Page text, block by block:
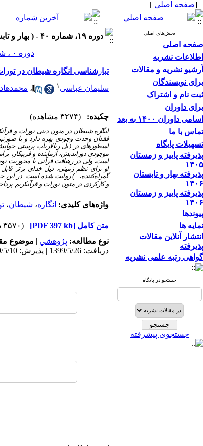
[صفحه اصلی ]
بخش‌های اصلی
صفحه اصلی
اطلاعات نشریه
آرشیو نشریه و مقالات
برای نویسندگان
ثبت نام و اشتراک
برای داوران
اسامی داوران ۱۴۰۰ به بعد
تماس با ما
تسهیلات پایگاه
پذیرفته پاییز و زمستان
۱۴۰۵
پذیرفته بهار و تابستان
۱۴۰۶
پذیرفته پاییز و زمستان
۱۴۰۶
پیوندها
نمایه ها
انتشار آنلاین مقالات
پذیرفته
گواهی رتبه علمی نشریه
جستجو در پایگاه
جستجوی پیشرفته
دوره ۱۹، شماره ۴۰ - ( بهار و تابستان ۱۳۹۹ )
دوره ۰ ، شماره ۲۸ ، بهار و تابستان ۱۳۹۳
تبارشناسی انگاره شیطان در
سلیمان عباسی ۱ ،
چکیده: (۳۲۷۴ مشاهده)
انگاره شیطان در متون دینی تورات و
فقدان وحدت وجودی بهره دارد و با
اسطوره­ای در ذیل رب­الارباب پرستی
موجودی دوراندیش، آزماینده و فریبکار،
است، ولی در رهیافت قرآنی با محوریت
او برای نظم زمینی، ذیل خدای برتر
گمراهکننده،...) روایت شده است. در این
و کارکردی در متون تورات و قرآن­کریم
واژه‌های کلیدی: انگاره، شیطان،
متن کامل [PDF 397 kb]
(۳۵۷۰ دریافت)
نوع مطالعه: پژوهشي | موضوع
دریافت: 1399/5/26 | پذیرش: 1399/5/10 | انتشار: 1399/5/10